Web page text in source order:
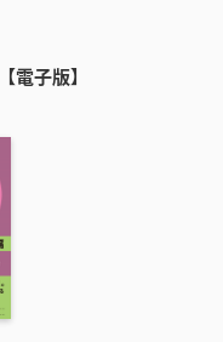
電子版】